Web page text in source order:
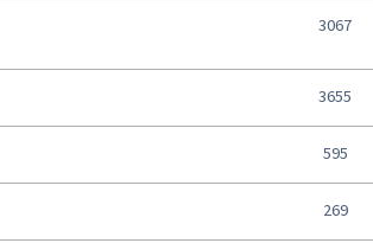
3067
3655
595
269